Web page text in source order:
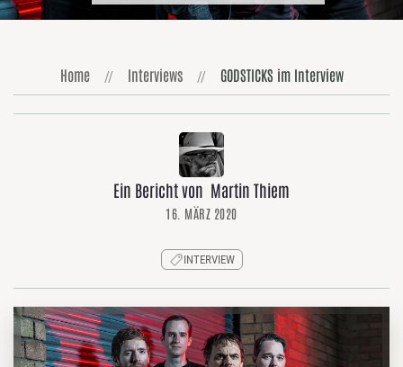
Home Interviews GODSTICKS im Interview
Ein Bericht von Martin Thiem
16. MÄRZ 2020
INTERVIEW